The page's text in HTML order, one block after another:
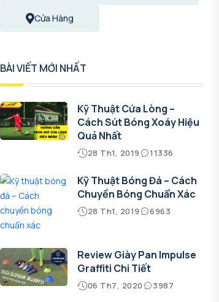
Cửa Hàng
BÀI VIẾT MỚI NHẤT
Kỹ Thuật Cứa Lòng –
Cách Sút Bóng Xoáy Hiệu
Quả Nhất
28 Th1, 2019 11336
Kỹ Thuật Bóng Đá – Cách
Chuyền Bóng Chuẩn Xác
28 Th1, 2019 6963
Review Giày Pan Impulse
Graffiti Chi Tiết
06 Th7, 2020 3987